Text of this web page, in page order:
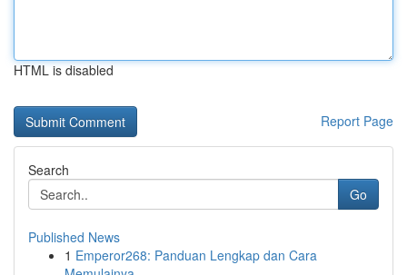
HTML is disabled
Report Page
Search
Go
Published News
1 Emperor268: Panduan Lengkap dan Cara